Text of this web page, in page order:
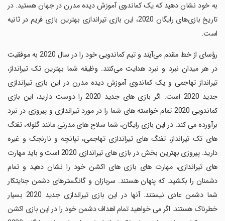
به خود نشان دهید که یک کماندوی آموزش دیده مدرن در جهان هستید. در
تاریخ بازی‌های رایگان 2020، این بازی تیراندازی بهترین بازی فریم در ثانیه
است.
‏رؤسای از خط مقدم می‌آیند و تیم کماندویی خود را در سال 2020 به موفقیت
در هر میدان نبرد و نبرد هدایت می‌کنند. وظیفه شما بهترین تک تیرانداز،
تیرانداز تهاجمی و یک کماندوی آموزش دیده مدرن در این بازی تیراندازی
جدید 2020 است. اگر بازی های جدید 2020 را دوست دارید، این بازی
کماندویی 2020 تمام خواسته های شما را در مورد تیراندازی و پیروزی در نبرد
برآورده می کند. در این بازی رایگان، شما سلاح های مدرنی مانند گلوله، تفنگ
های تک تیرانداز، تفنگ های تیراندازی تهاجمی، تپانچه و نارنجک و غیره
دارید. پیروزی بهترین بخش در بازی های تیراندازی 2020 است و باید مهارت
های تیراندازی، مهارت های بازی های اکشن خود را نشان دهید و تمام
دشمنان را بکشید. که پنهان هستند. سربازان و گانگسترهای دشمن جنایتکار
شما دشمن عادی نیستند. آنها در این بازی تیراندازی جدید 2020 بسیار
خطرناک هستند. اگر می خواهید تمام اهداف دشمن خود را در این بازی اکشن